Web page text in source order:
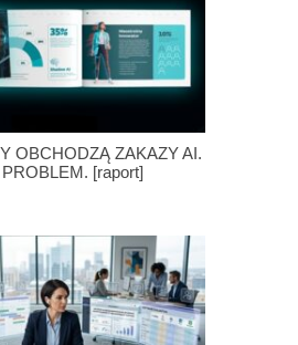
OBCHODZĄ ZAKAZY AI.
[raport]